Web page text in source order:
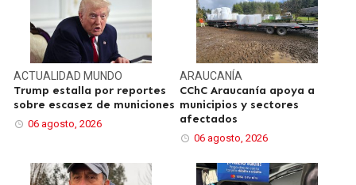
ACTUALIDAD MUNDO
Trump estalla por reportes
sobre escasez de municiones
06 agosto, 2026
ARAUCANÍA
CChC Araucanía apoya a
municipios y sectores
afectados
06 agosto, 2026